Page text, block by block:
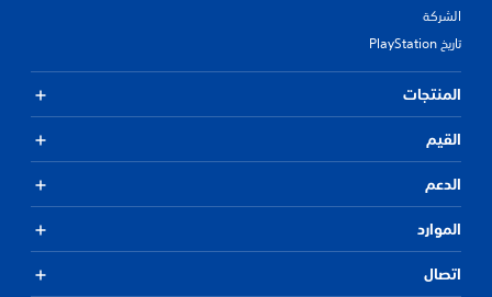
الشركة
تاريخ PlayStation
المنتجات
القيم
الدعم
الموارد
اتصال